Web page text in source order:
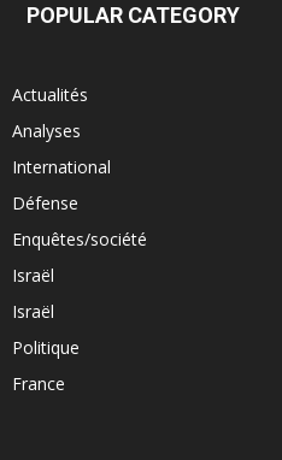
POPULAR CATEGORY
Actualités
Analyses
International
Défense
Enquêtes/société
Israël
Israël
Politique
France